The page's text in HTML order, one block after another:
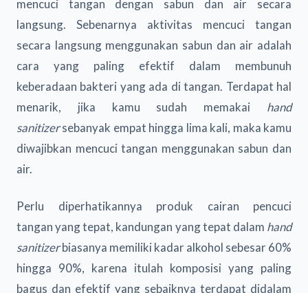
mencuci tangan dengan sabun dan air secara
langsung. Sebenarnya aktivitas mencuci tangan
secara langsung menggunakan sabun dan air adalah
cara yang paling efektif dalam membunuh
keberadaan bakteri yang ada di tangan. Terdapat hal
menarik, jika kamu sudah memakai hand
sanitizersebanyak empat hingga lima kali, maka kamu
diwajibkan mencuci tangan menggunakan sabun dan
air.
Perlu diperhatikannya produk cairan pencuci
tangan yang tepat, kandungan yang tepat dalam hand
sanitizerbiasanya memiliki kadar alkohol sebesar 60%
hingga 90%, karena itulah komposisi yang paling
bagus dan efektif yang sebaiknya terdapat didalam